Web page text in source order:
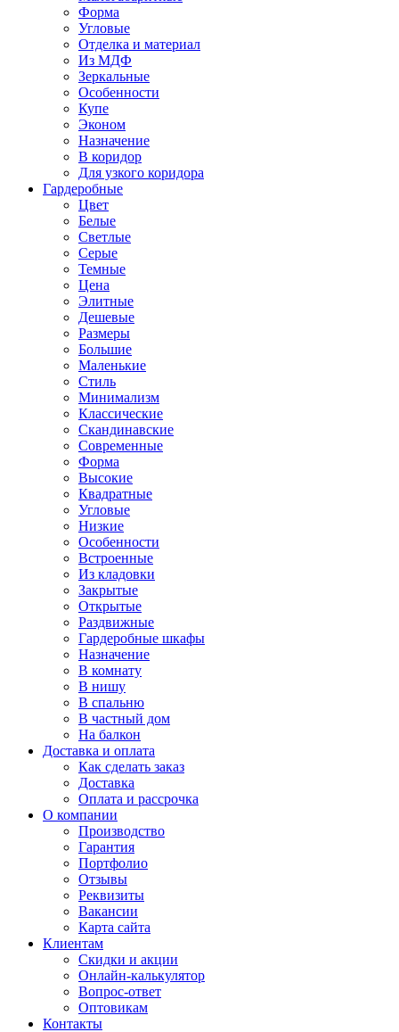
Форма
Угловые
Отделка и материал
Из МДФ
Зеркальные
Особенности
Купе
Эконом
Назначение
В коридор
Для узкого коридора
Гардеробные
Цвет
Белые
Светлые
Серые
Темные
Цена
Элитные
Дешевые
Размеры
Большие
Маленькие
Стиль
Минимализм
Классические
Скандинавские
Современные
Форма
Высокие
Квадратные
Угловые
Низкие
Особенности
Встроенные
Из кладовки
Закрытые
Открытые
Раздвижные
Гардеробные шкафы
Назначение
В комнату
В нишу
В спальню
В частный дом
На балкон
Доставка и оплата
Как сделать заказ
Доставка
Оплата и рассрочка
О компании
Производство
Гарантия
Портфолио
Отзывы
Реквизиты
Вакансии
Карта сайта
Клиентам
Скидки и акции
Онлайн-калькулятор
Вопрос-ответ
Оптовикам
Контакты